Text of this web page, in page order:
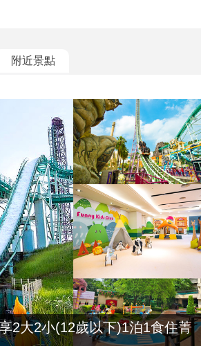
附近景點
2大2小(12歲以下)1泊1食住菁